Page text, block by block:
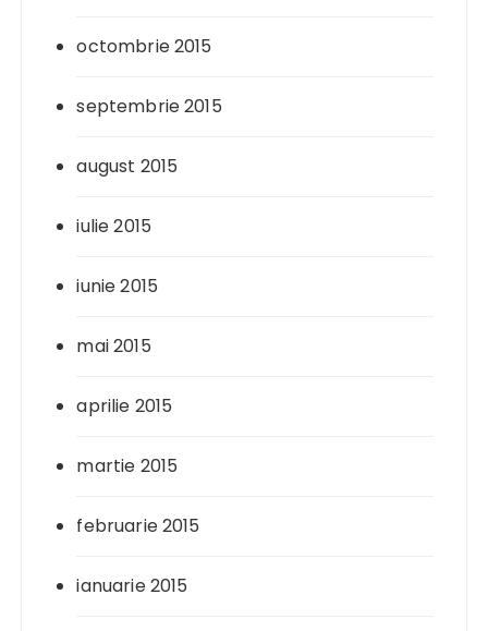
octombrie 2015
septembrie 2015
august 2015
iulie 2015
iunie 2015
mai 2015
aprilie 2015
martie 2015
februarie 2015
ianuarie 2015